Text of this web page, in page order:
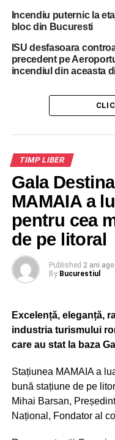
Incendiu puternic la
bloc din Bucuresti
ISU desfasoara
precedent pe
incendiul din aceasta
TIMP LIBER
Gala
MAMAIA a
pentru cea
de pe litoral
Published 2 ani ago
By Bucurestiul
Excelență, eleganță,
industria turismului
care au stat la baza
Stațiunea MAMAIA a
bună stațiune de pe
Mihai Barsan,
Național, Fondator al